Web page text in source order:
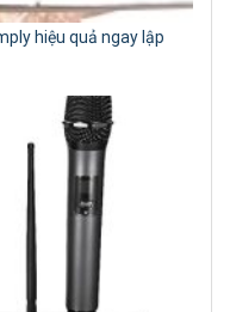
hiệu quả ngay lập